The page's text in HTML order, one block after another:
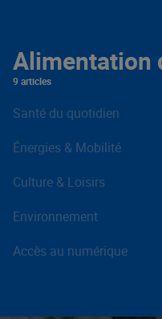
Alimentation
9 articles
Santé du quotidien
Énergies & Mobilité
Culture & Loisirs
Environnement
Accès au numérique